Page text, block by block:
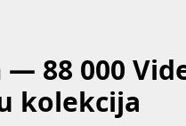
88 000
kolekcija